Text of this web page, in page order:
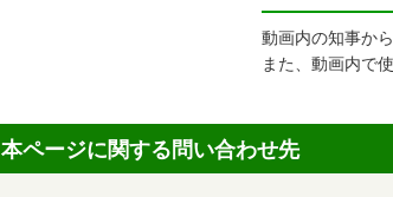
動画内の知事か
また、動画内で
本ページに関する問い合わせ先